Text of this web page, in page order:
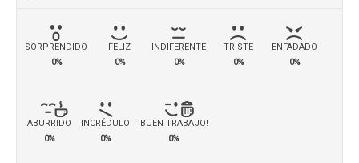
SORPRENDIDO
0%
FELIZ
0%
INDIFERENTE
0%
TRISTE
0%
ENFADADO
0%
ABURRIDO
0%
INCRÉDULO
0%
¡BUEN TRABAJO!
0%